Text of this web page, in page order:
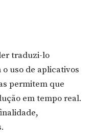
traduzi-lo
uso de aplicativos
permitem que
em tempo real.